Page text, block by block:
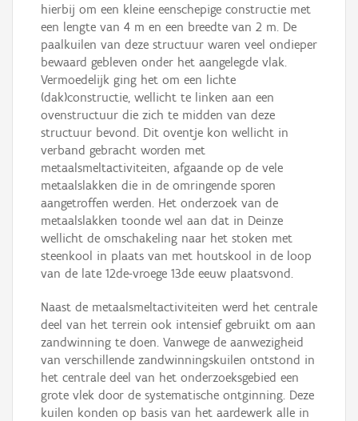
hierbij om een kleine eenschepige constructie met
een lengte van 4 m en een breedte van 2 m. De
paalkuilen van deze structuur waren veel ondieper
bewaard gebleven onder het aangelegde vlak.
Vermoedelijk ging het om een lichte
(dak)constructie, wellicht te linken aan een
ovenstructuur die zich te midden van deze
structuur bevond. Dit oventje kon wellicht in
verband gebracht worden met
metaalsmeltactiviteiten, afgaande op de vele
metaalslakken die in de omringende sporen
aangetroffen werden. Het onderzoek van de
metaalslakken toonde wel aan dat in Deinze
wellicht de omschakeling naar het stoken met
steenkool in plaats van met houtskool in de loop
van de late 12de-vroege 13de eeuw plaatsvond.
Naast de metaalsmeltactiviteiten werd het centrale
deel van het terrein ook intensief gebruikt om aan
zandwinning te doen. Vanwege de aanwezigheid
van verschillende zandwinningskuilen ontstond in
het centrale deel van het onderzoeksgebied een
grote vlek door de systematische ontginning. Deze
kuilen konden op basis van het aardewerk alle in